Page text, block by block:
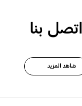
اتصل بنا
شاهد المزيد